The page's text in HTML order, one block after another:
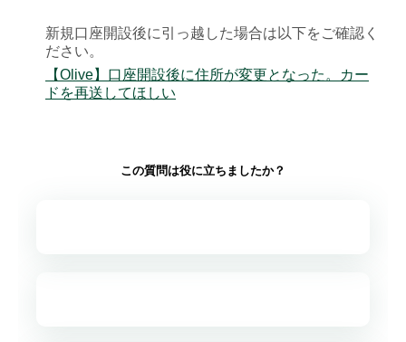
新規口座開設後に引っ越した場合は以下をご確認く
ださい。
【Olive】口座開設後に住所が変更となった。カー
ドを再送してほしい
この質問は役に立ちましたか？